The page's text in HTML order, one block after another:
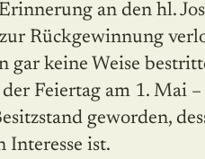
an den hl.
Rückgewinnung
keine Weise
Feiertag am 1. Mai
geworden,
ist.